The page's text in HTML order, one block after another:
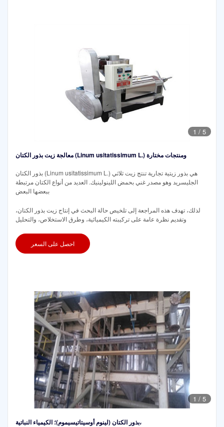
1 / 5
معالجة زيت بذور الكتان (Linum usitatissimum L.) ومنتجات مختارة
بذور الكتان (Linum usitatissimum L.) هي بذور زيتية تجارية تنتج زيت ثلاثي
الجليسريد وهو مصدر غني بحمض اللينولينيك. العديد من أنواع الكتان مرتبطة
ببعضها البعض
لذلك، تهدف هذه المراجعة إلى تلخيص حالة البحث في إنتاج زيت بذور الكتان،
وتقديم نظرة عامة على تركيبته الكيميائية، وطرق الاستخلاص، والتحليل
احصل على السعر
1 / 5
بذور الكتان (لينوم أوسيتاتيسيموم)؛ الكيمياء النباتية،